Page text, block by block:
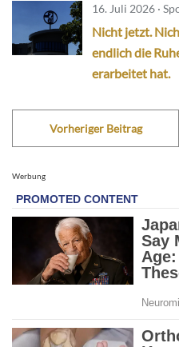
16. Juli 2026 ·
Nicht jetzt.
endlich die
erarbeitet hat.
Vorheriger Beitrag
Werbung